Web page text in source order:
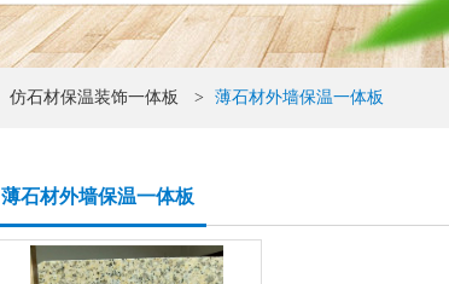
仿石材保温装饰一体板 > 薄石材外墙保温一体板
薄石材外墙保温一体板